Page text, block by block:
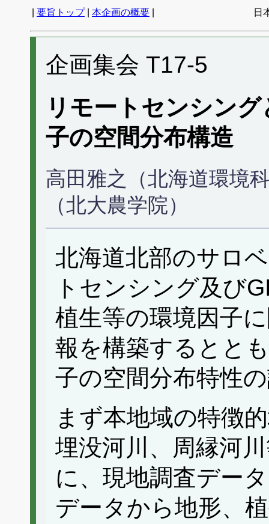
要旨トップ| 本企画の概要 日
企画集会 T17-5
リモートセンシン
子の空間分布構造
高田雅之（北海道環境
（北大農学院）
北海道北部のサロ
トセンシング及び
植生等の環境因子
報を構築するとと
子の空間分布特性
まず本地域の特徴
埋没河川、周縁河
に、現地調査デー
データから地形、